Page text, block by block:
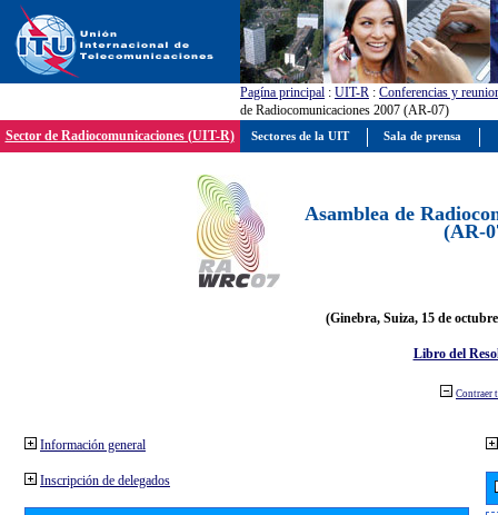
Pagína principal : UIT-R : Conferencias y
de Radiocomunicaciones 2007 (AR-07)
Sector de Radiocomunicaciones (UIT-R)
Asamblea de
(AR-
(Ginebra, Suiza, 15 de
Libro del
Contraer
Información general
Inscripción de delegados
Sectores de la UIT Sala de prensa